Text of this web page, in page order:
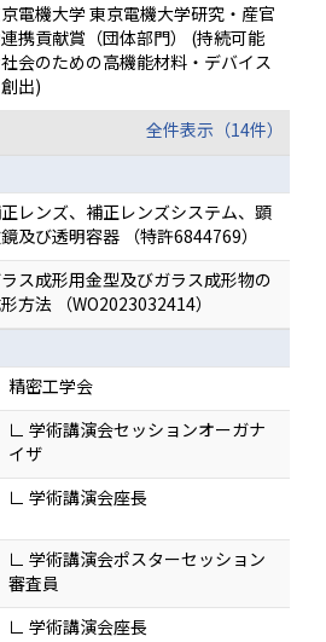
電機大学 東京電機大学研究・産官
携貢献賞（団体部門） (持続可能
会のための高機能材料・デバイス
出)
全件表示（14件）
レンズ、補正レンズシステム、顕
及び透明容器 （特許6844769）
ス成形用金型及びガラス成形物の
方法 （WO2023032414）
精密工学会
∟ 学術講演会セッションオーガナ
イザ
∟ 学術講演会座長
∟ 学術講演会ポスターセッション
審査員
∟ 学術講演会座長